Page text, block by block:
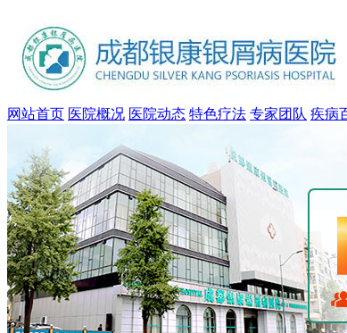
网站首页 医院概况 医院动态 特色疗法 专家团队 疾病